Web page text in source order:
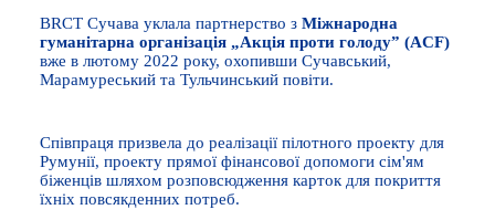
BRCT Сучава уклала партнерство з Міжнародна
гуманітарна організація „Акція проти голоду” (ACF)
вже в лютому 2022 року, охопивши Сучавський,
Марамуреський та Тульчинський повіти.
Співпраця призвела до реалізації пілотного проекту для
Румунії, проекту прямої фінансової допомоги сім'ям
біженців шляхом розповсюдження карток для покриття
їхніх повсякденних потреб.